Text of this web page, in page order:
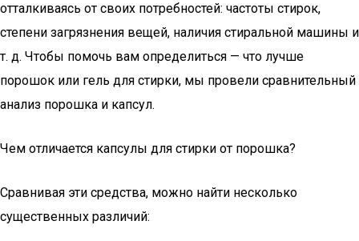
отталкиваясь от своих потребностей: частоты стирок,
степени загрязнения вещей, наличия стиральной машины и
т. д. Чтобы помочь вам определиться — что лучше
порошок или гель для стирки, мы провели сравнительный
анализ порошка и капсул.
Чем отличается капсулы для стирки от порошка?
Сравнивая эти средства, можно найти несколько
существенных различий: